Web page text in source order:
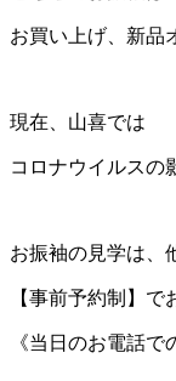
お買い上げ、新品
現在、山喜では
コロナウイルスの
お振袖の見学は、
【事前予約制】で
《当日のお電話で